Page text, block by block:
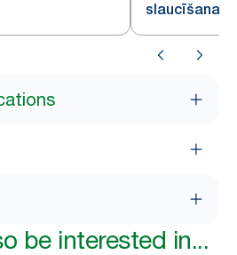
slaucīšanai
be interested in...